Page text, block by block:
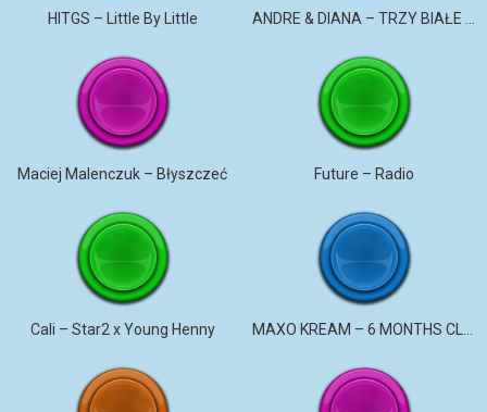
HITGS – Little By Little
Maciej Malenczuk – Błyszczeć Future – Radio
Cali – Star2 x Young Henny